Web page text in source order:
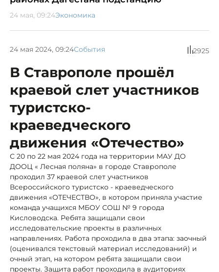
24 мая, 09:24Экономика
24 мая 2024, 09:24События 2925
В Ставрополе прошёл
краевой слет участников
туристско-
краеведческого
движения «Отечество»
С 20 по 22 мая 2024 года на территории МАУ ДО
ДООЦ « Лесная поляна» в городе Ставрополе
проходил 37 краевой слет участников
Всероссийского туристско - краеведческого
движения «ОТЕЧЕСТВО», в котором приняла участие
команда учащихся МБОУ СОШ № 9 города
Кисловодска. Ребята защищали свои
исследовательские проекты в различных
направлениях. Работа проходила в два этапа: заочный
(оценивался текстовый материал исследований) и
очный этап, на котором ребята защищали свои
проекты. Защита работ проходила в аудиториях